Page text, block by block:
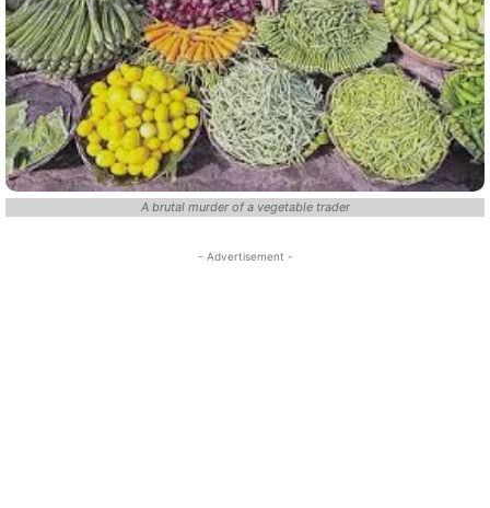
A brutal murder of a vegetable trader
- Advertisement -